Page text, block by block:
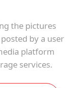
the pictures
by a user
platform
services.